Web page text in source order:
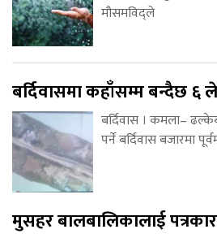
मौसमविद्ले
बर्दिवासमा कहाँसम्म बन्दैछ
बर्दिवास । कमला–
पर्ने बर्दिवास बजारमा
मुसहर बालबालिकालाई